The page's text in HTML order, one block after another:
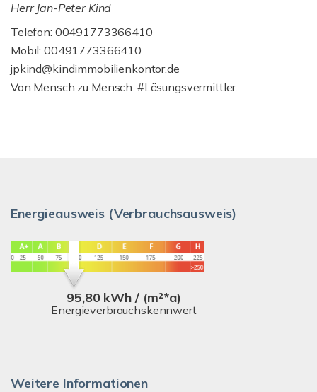
Herr Jan-Peter Kind
Telefon: 00491773366410
Mobil: 00491773366410
jpkind@kindimmobilienkontor.de
Von Mensch zu Mensch. #Lösungsvermittler.
Energieausweis (Verbrauchsausweis)
95,80 kWh / (m²*a)
Energieverbrauchskennwert
Weitere Informationen